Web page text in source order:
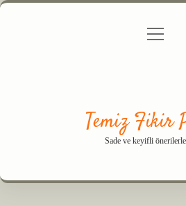
Gizlilik Politikası
menüyü
Temiz Fikir
Sade ve keyifli önerilerle